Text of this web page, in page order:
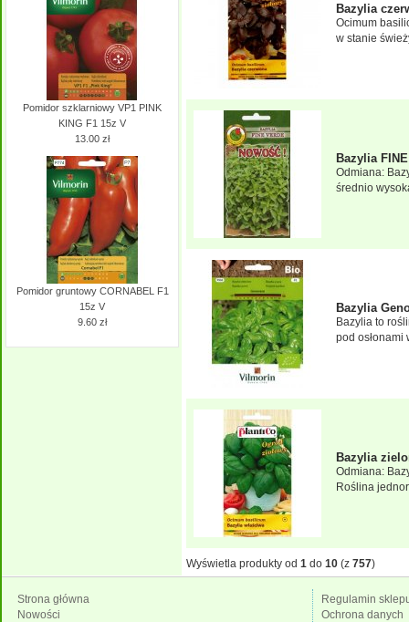
Pomidor szklarniowy VP1 PINK
KING F1 15z V
13.00 zł
Pomidor gruntowy CORNABEL F1
15z V
9.60 zł
Bazylia
Ocimum
w stanie
Bazylia
Odmiana:
średnio
Bazylia
Bazylia to
pod osłonami
Bazylia
Odmiana:
Roślina
Wyświetla produkty od 1 do 10 (z 757)
Strona główna
Nowości
Regulamin
Ochrona danych